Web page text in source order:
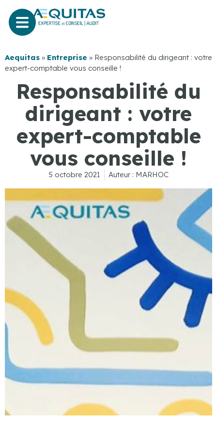
Aequitas » Entreprise » Responsabilité du dirigeant : votre
expert-comptable vous conseille !
Responsabilité du
dirigeant : votre
expert-comptable
vous conseille !
5 octobre 2021 Auteur : MARHOC